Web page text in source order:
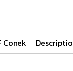
Conek